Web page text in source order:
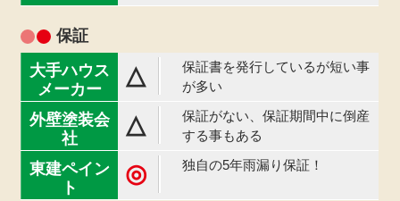
保証
△
保証書を発行しているが短い事
が多い
△
保証がない、保証期間中に倒産
する事もある
◎ 独自の5年雨漏り保証！